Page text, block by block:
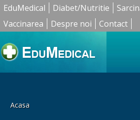
EduMedical Diabet/Nutritie
Vaccinarea
Despre noi Contact
Acasa